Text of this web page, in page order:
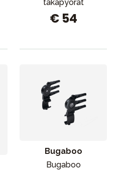
takapyörät
€ 54
Bugaboo
Bugaboo
Outlet
Opas
osoitteessa